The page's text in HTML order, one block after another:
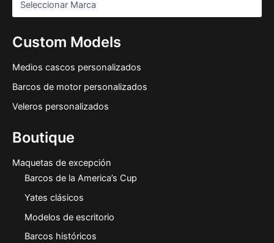
Custom Models
Medios cascos personalizados
Barcos de motor personalizados
Veleros personalizados
Boutique
Maquetas de excepción
Barcos de la America’s Cup
Yates clásicos
Modelos de escritorio
Barcos históricos